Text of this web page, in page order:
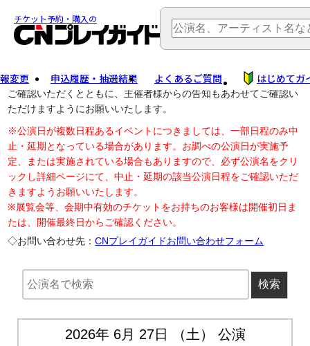
チケット予約・購入の
変更 申込履歴・抽選結果 よくあるご質問 はじめてガ
公演中止に伴う払戻し・延期等のご案内は、以下公演日リンクから
ご確認いただくとともに、主催者様からの告知もあわせてご確認い
ただけますようにお願いいたします。
※公演日が複数日程あるイベントにつきましては、一部日程のみ中
止・延期となっている場合があります。お調べの公演日が実施予
定、または実施されている場合もありますので、必ず公演名をクリ
ックし詳細ページにて、中止・延期の該当公演日程をご確認いただ
きますようお願いいたします。
※展覧会等、会期中有効のチケットをお持ちのお客様は開催初日ま
たは、開催最終日からご確認ください。
◇お問い合わせ先：CNプレイガイドお問い合わせフォーム
2026年 6月 27日 （土） 公演